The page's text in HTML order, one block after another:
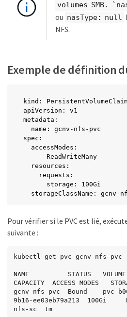
volumes SMB.
ou nasType: null
NFS.
Exemple de définition
kind:
apiVersion: v1
metadata:
  name: gcnv-nfs-pvc
spec:
  accessModes:
    - ReadWriteMany
  resources:
    requests:
      storage: 100Gi
storageClassName: gcnv-
Pour vérifier si le PVC est lié,
suivante :
kubectl get pvc gcnv-nfs-pvc
NAME          STATUS   VOLUME
CAPACITY  ACCESS MODES
gcnv-nfs-pvc  Bound    pvc-
9b16-ee03eb79a213  100Gi
nfs-sc  1m